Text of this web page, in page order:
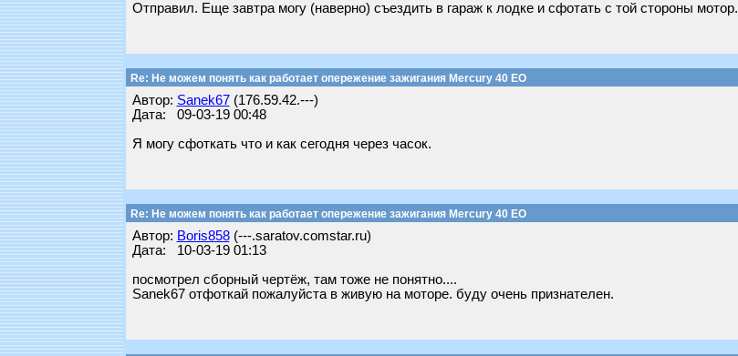
Отправил. Еще завтра могу (наверно) съездить в гараж к лодке и сфотать с той стороны мотор.
Re: Не можем понять как работает опережение зажигания Mercury 40 EO
Автор: Sanek67(176.59.42.---)
Дата: 09-03-19 00:48
Я могу сфоткать что и как сегодня через часок.
Re: Не можем понять как работает опережение зажигания Mercury 40 EO
Автор: Boris858(---.saratov.comstar.ru)
Дата: 10-03-19 01:13
посмотрел сборный чертёж, там тоже не понятно....
Sanek67 отфоткай пожалуйста в живую на моторе. буду очень признателен.